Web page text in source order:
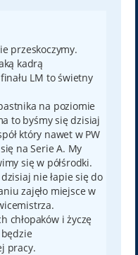
przeskoczymy.
kadrą
LM to świetny
na poziomie
to byśmy się dzisiaj
który nawet w PW
na Serie A. My
się w półśrodki.
nie łapie się do
zajęło miejsce w
chłopaków i życzę
pracy.